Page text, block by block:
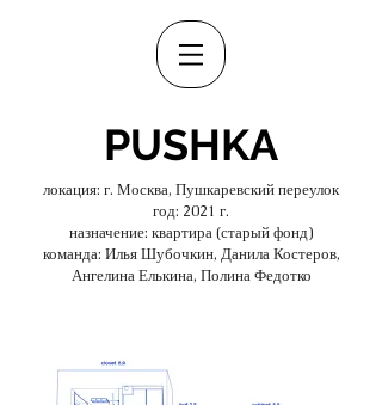
PUSHKA
локация: г. Москва, Пушкаревский переулок
год: 2021 г.
назначение: квартира (старый фонд)
команда: Илья Шубочкин, Данила Костеров,
Ангелина Елькина, Полина Федотко